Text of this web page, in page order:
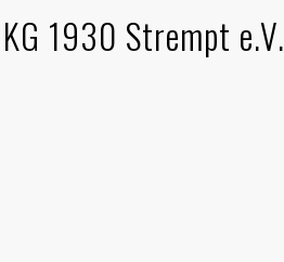
1930 Strempt e.V.